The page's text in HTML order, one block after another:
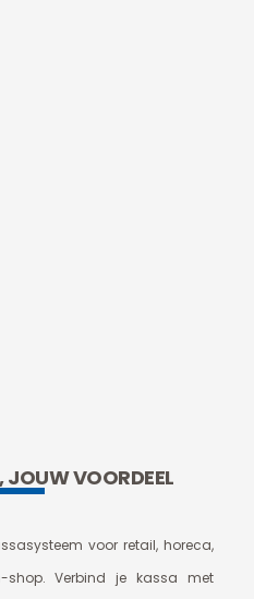
JOUW VOORDEEL
voor retail, horeca,
shop. Verbind je kassa met